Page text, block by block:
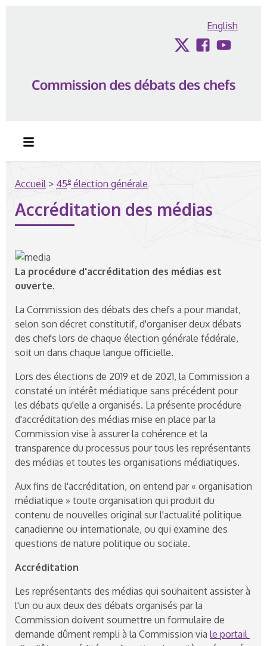
English
TwitterFacebook
Accueil> 45e élection générale
Accréditation des médias
La procédure d'accréditation des médias est
ouverte.
La Commission des débats des chefs a pour mandat,
selon son décret constitutif, d'organiser deux débats
des chefs lors de chaque élection générale fédérale,
soit un dans chaque langue officielle.
Lors des élections de 2019 et de 2021, la Commission a
constaté un intérêt médiatique sans précédent pour
les débats qu'elle a organisés. La présente procédure
d'accréditation des médias mise en place par la
Commission vise à assurer la cohérence et la
transparence du processus pour tous les représentants
des médias et toutes les organisations médiatiques.
Aux fins de l'accréditation, on entend par « organisation
médiatique » toute organisation qui produit du
contenu de nouvelles original sur l'actualité politique
canadienne ou internationale, ou qui examine des
questions de nature politique ou sociale.
Accréditation
Les représentants des médias qui souhaitent assister à
l'un ou aux deux des débats organisés par la
Commission doivent soumettre un formulaire de
demande dûment rempli à la Commission via le portail